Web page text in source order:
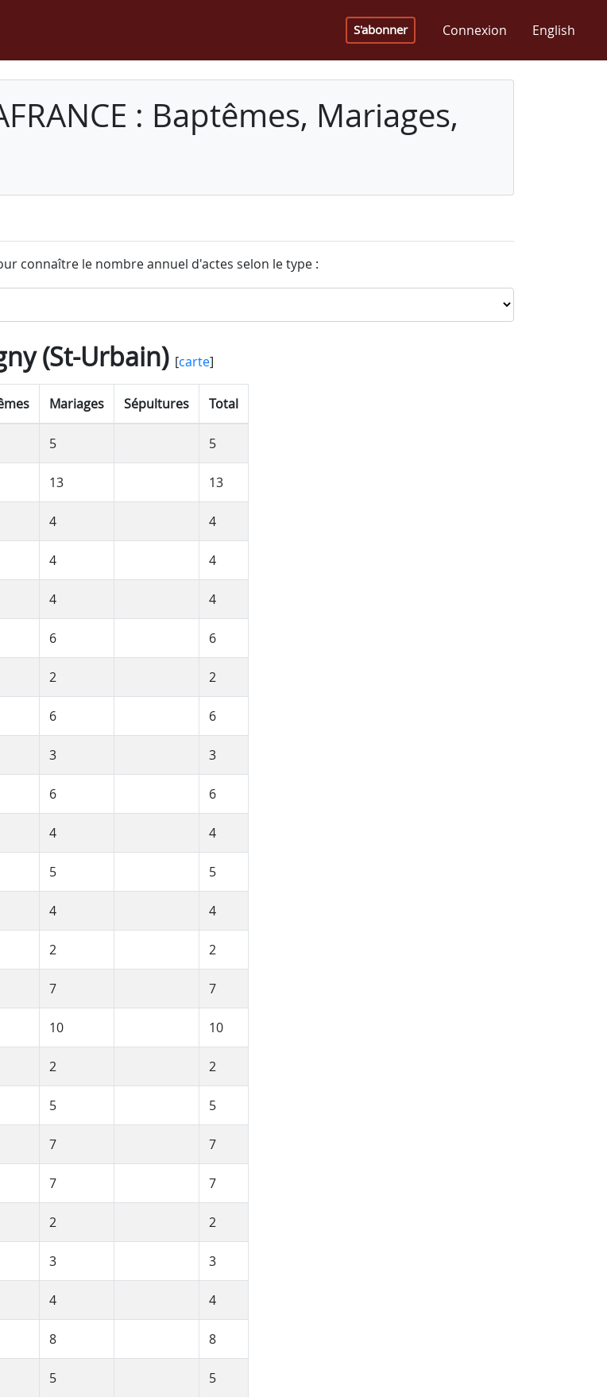
S'abonner Connexion English
: Baptêmes, Mariages,
connaître le nombre annuel d'actes selon le type :
(St-Urbain)[carte]
Mariages Sépultures Total
5 5
13 13
4 4
4 4
4 4
6 6
2 2
6 6
3 3
6 6
4 4
5 5
4 4
2 2
7 7
10 10
2 2
5 5
7 7
7 7
2 2
3 3
4 4
8 8
5 5